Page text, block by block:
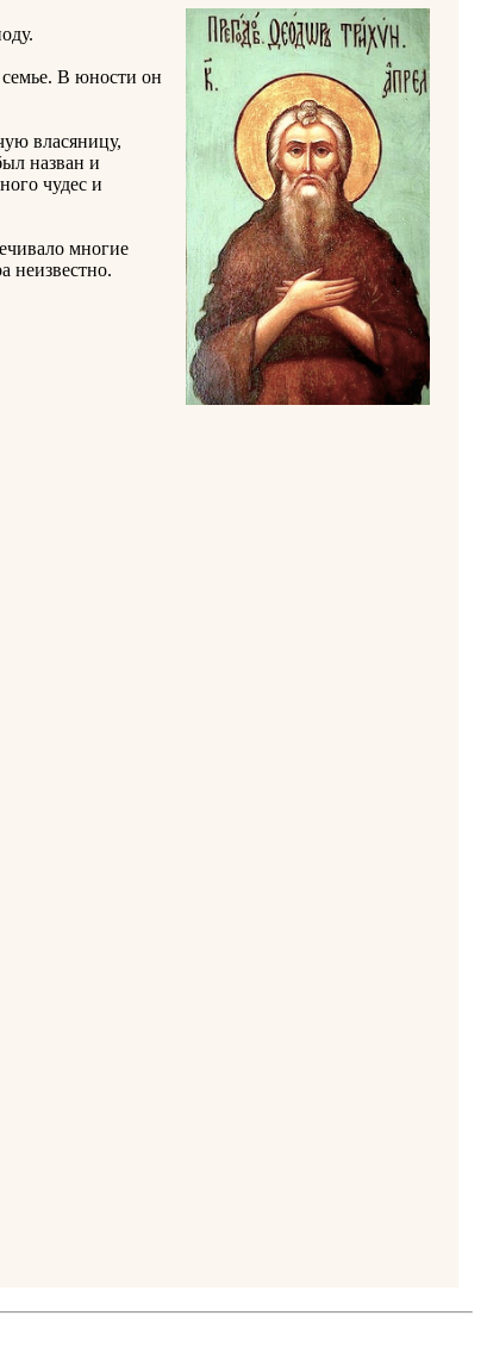
В юности он
власяницу,
назван и
чудес и
многие
неизвестно.